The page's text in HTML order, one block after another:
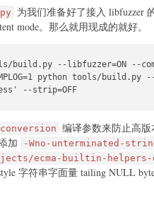
为我们准备好了接入 libfuzzer
mode。那么就用现成的就好。
build.py --libfuzzer=ON --
python tools/
--strip=OFF
conversion 编译参数来防止高
加
-Wno-unterminated-
ecma-builtin-helpers-
字符串字面量 tailing NULL